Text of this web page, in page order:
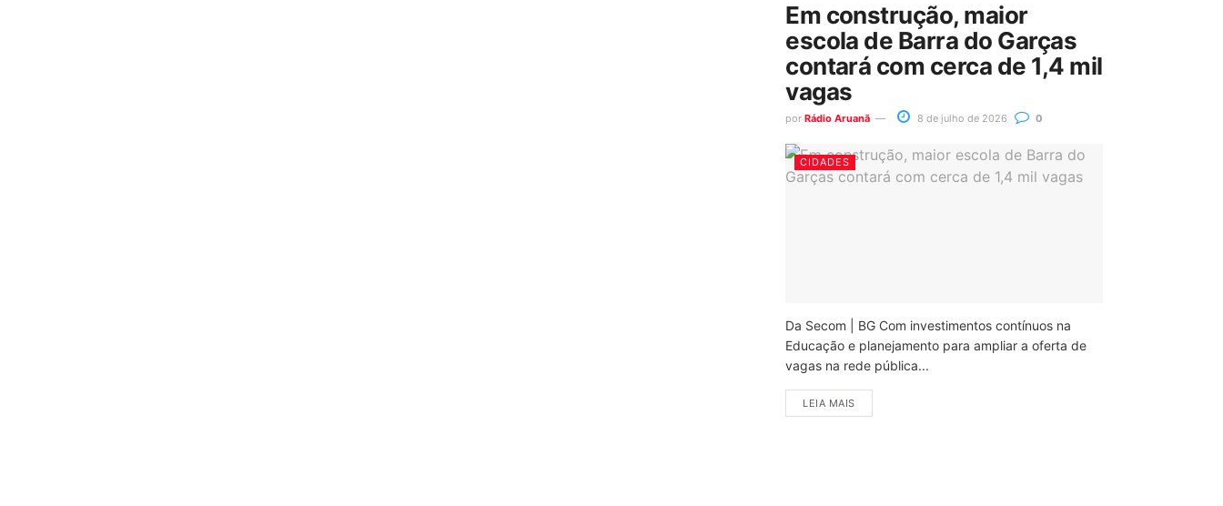
Em construção, maior
escola de Barra do Garças
contará com cerca de 1,4 mil
vagas
por Rádio Aruanã 8 de julho de 2026 0
CIDADES
Da Secom | BG Com investimentos contínuos na
Educação e planejamento para ampliar a oferta de
vagas na rede pública...
LEIA MAIS